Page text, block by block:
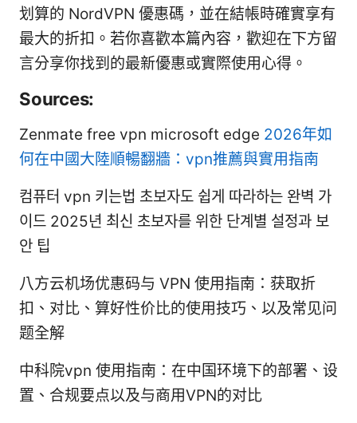
划算的 NordVPN 優惠碼，並在結帳時確實享有
最大的折扣。若你喜歡本篇內容，歡迎在下方留
言分享你找到的最新優惠或實際使用心得。
Sources:
Zenmate free vpn microsoft edge 2026年如
何在中國大陸順暢翻牆：vpn推薦與實用指南
컴퓨터 vpn 키는법 초보자도 쉽게 따라하는 완벽 가
이드 2025년 최신 초보자를 위한 단계별 설정과 보
안 팁
八方云机场优惠码与 VPN 使用指南：获取折
扣、对比、算好性价比的使用技巧、以及常见问
题全解
中科院vpn 使用指南：在中国环境下的部署、设
置、合规要点以及与商用VPN的对比